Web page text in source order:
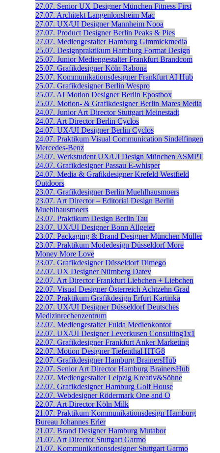
27.07. Senior UX Designer München Fitness First
27.07. Architekt Langenlonsheim Mac
27.07. UX/UI Designer Mannheim Nooa
27.07. Product Designer Berlin Peaks & Pies
27.07. Mediengestalter Hamburg Gimmickmedia
25.07. Designpraktikum Hamburg Format Design
25.07. Junior Mediengestalter Frankfurt Brandcom
25.07. Grafikdesigner Köln Rabona
25.07. Kommunikationsdesigner Frankfurt AI Hub
25.07. Grafikdesigner Berlin Wespro
25.07. AI Motion Designer Berlin Epostbox
25.07. Motion- & Grafikdesigner Berlin Mares Media
24.07. Junior Art Director Stuttgart Meinestadt
24.07. Art Director Berlin Cyclos
24.07. UX/UI Designer Berlin Cyclos
24.07. Praktikum Visual Communication Sindelfingen
Mercedes-Benz
24.07. Werkstudent UX/UI Design München ASMPT
24.07. Grafikdesigner Passau E-whisper
24.07. Media & Grafikdesigner Krefeld Westfield
Outdoors
23.07. Grafikdesigner Berlin Muehlhausmoers
23.07. Art Director – Editorial Design Berlin
Muehlhausmoers
23.07. Praktikum Design Berlin Tau
23.07. UX/UI Designer Bonn Allgeier
23.07. Packaging & Brand Designer München Müller
23.07. Praktikum Modedesign Düsseldorf More
Money More Love
23.07. Grafikdesigner Düsseldorf Dimego
22.07. UX Designer Nürnberg Datev
22.07. Art Director Frankfurt Liebchen + Liebchen
22.07. Visual Designer Österreich Achtzehn Grad
22.07. Praktikum Grafikdesign Erfurt Kartinka
22.07. UX/UI Designer Düsseldorf Deutsches
Medizinrechenzentrum
22.07. Mediengestalter Fulda Medienkontor
22.07. UX/UI Designer Leverkusen Consulting1x1
22.07. Grafikdesigner Frankfurt Anker Marketing
22.07. Motion Designer Tiefenthal HTG8
22.07. Grafikdesigner Hamburg BrainersHub
22.07. Senior Art Director Hamburg BrainersHub
22.07. Mediengestalter Leipzig Kreativ&Söhne
22.07. Grafikdesigner Hamburg Golf House
22.07. Webdesigner Rödermark One and O
22.07. Art Director Köln Milk
21.07. Praktikum Kommunikationsdesign Hamburg
Bureau Johannes Erler
21.07. Brand Designer Hamburg Mutabor
21.07. Art Director Stuttgart Garmo
21.07. Kommunikationsdesigner Stuttgart Garmo